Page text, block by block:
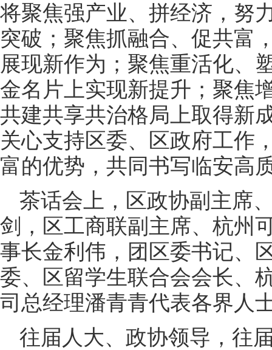
将聚焦强产业、拼经济，努
突破；聚焦抓融合、促共富
展现新作为；聚焦重活化、
金名片上实现新提升；聚焦
共建共享共治格局上取得新
关心支持区委、区政府工作
富的优势，共同书写临安高
茶话会上，区政协副主席
剑，区工商联副主席、杭州
事长金利伟，团区委书记、
委、区留学生联合会会长、
司总经理潘青青代表各界人
往届人大、政协领导，往